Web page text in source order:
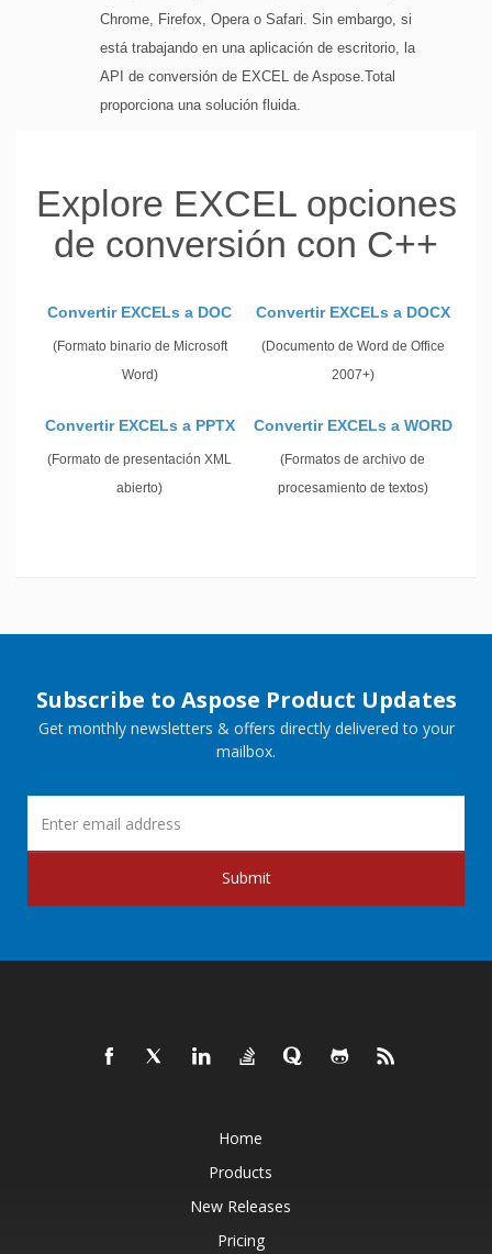
Chrome, Firefox, Opera o Safari. Sin embargo, si
está trabajando en una aplicación de escritorio, la
API de conversión de EXCEL de Aspose.Total
proporciona una solución fluida.
Explore EXCEL opciones
de conversión con C++
Convertir EXCELs a DOC
(Formato binario de Microsoft
Word)
Convertir EXCELs a DOCX
(Documento de Word de Office
2007+)
Convertir EXCELs a PPTX
(Formato de presentación XML
abierto)
Convertir EXCELs a WORD
(Formatos de archivo de
procesamiento de textos)
Subscribe to Aspose Product Updates
Get monthly newsletters & offers directly delivered to your
mailbox.
Submit
Home
Products
New Releases
Pricing